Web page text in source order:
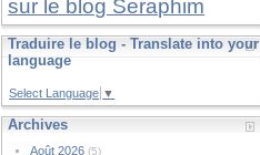
sur le blog Seraphim
Traduire le blog - Translate into your
language
Select Language ▼
Archives
Août 2026(5)